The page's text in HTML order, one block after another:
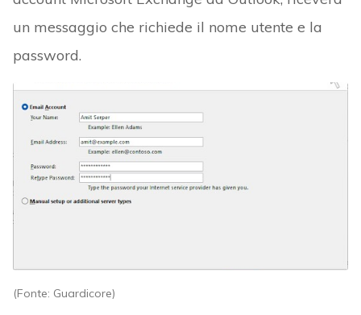
un messaggio che richiede il nome utente e la
password.
(Fonte: Guardicore)